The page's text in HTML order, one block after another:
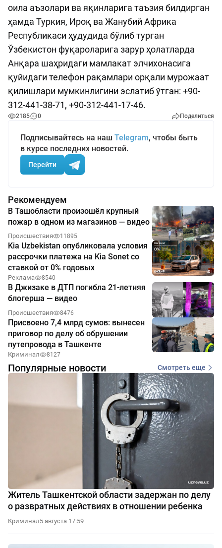
оила аъзолари ва яқинларига таъзия билдирган
ҳамда Туркия, Ироқ ва Жанубий Африка
Республикаси ҳудудида бўлиб турган
Ўзбекистон фуқароларига зарур ҳолатларда
Анқара шаҳридаги мамлакат элчихонасига
қуйидаги телефон рақамлари орқали мурожаат
қилишлари мумкинлигини эслатиб ўтган: +90-
312-441-38-71, +90-312-441-17-46.
2185 0 Поделиться
Подписывайтесь на наш Telegram, чтобы быть
в курсе последних новостей.
Перейти
Рекомендуем
В Ташобласти произошёл крупный
пожар в одном из магазинов — видео
Происшествия 11895
Kia Uzbekistan опубликовала условия
рассрочки платежа на Kia Sonet со
ставкой от 0% годовых
Реклама 8540
В Джизаке в ДТП погибла 21-летняя
блогерша — видео
Происшествия 8476
Присвоено 7,4 млрд сумов: вынесен
приговор по делу об обрушении
путепровода в Ташкенте
Криминал 8127
Популярные новости Смотреть еще
Житель Ташкентской области задержан по делу
о развратных действиях в отношении ребенка
Криминал5 августа 17:59